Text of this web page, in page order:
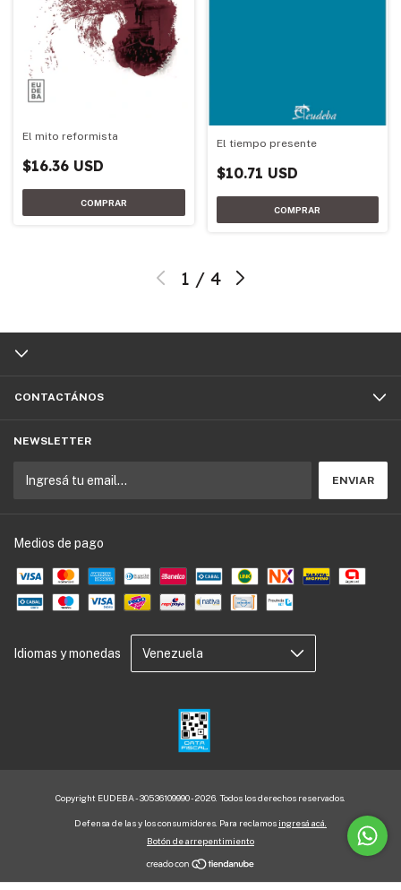
El mito reformista
$16.36 USD
El tiempo presente
$10.71 USD
1 / 4
CONTACTÁNOS
NEWSLETTER
Medios de pago
Idiomas y monedas
Copyright EUDEBA - 30536109990 - 2026. Todos los derechos reservados.
Defensa de las y los consumidores. Para reclamos ingresá acá.
Botón de arrepentimiento